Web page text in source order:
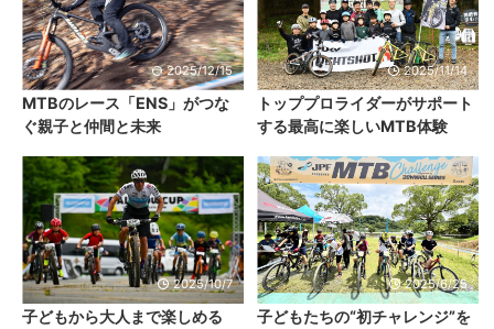
2025/12/15
MTBのレース「ENS」がつな
ぐ親子と仲間と未来
2025/11/14
トッププロライダーがサポート
する最高に楽しいMTB体験
2025/10/7
子どもから大人まで楽しめる
2025/6/25
子どもたちの“初チャレンジ”を